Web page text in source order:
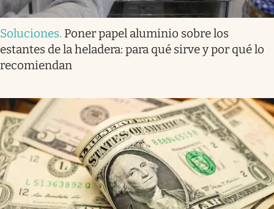
Soluciones. Poner papel aluminio sobre los
estantes de la heladera: para qué sirve y por qué lo
recomiendan